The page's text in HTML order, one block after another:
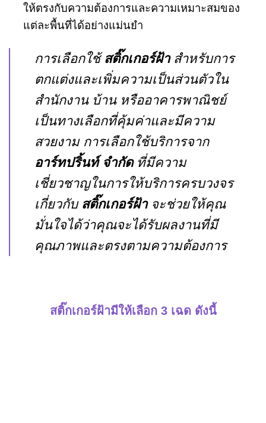
ให้ตรงกับความต้องการและความเหมาะสมของ
แต่ละพื้นที่ได้อย่างแม่นยำ
การเลือกใช้ สติ๊กเกอร์ฝ้าสำหรับการ
ตกแต่งและเพิ่มความเป็นส่วนตัวใน
สำนักงาน บ้าน หรืออาคารพาณิชย์
เป็นทางเลือกที่คุ้มค่าและมีความ
สวยงาม การเลือกใช้บริการจาก
อาร์ทปริ้นท์ จำกัดที่มีความ
เชี่ยวชาญในการให้บริการครบวงจร
เกี่ยวกับ สติ๊กเกอร์ฝ้าจะช่วยให้คุณ
มั่นใจได้ว่าคุณจะได้รับผลงานที่มี
คุณภาพและตรงตามความต้องการ
สติ๊กเกอร์ฝ้ามีให้เลือก 3 เฉด ดังนี้